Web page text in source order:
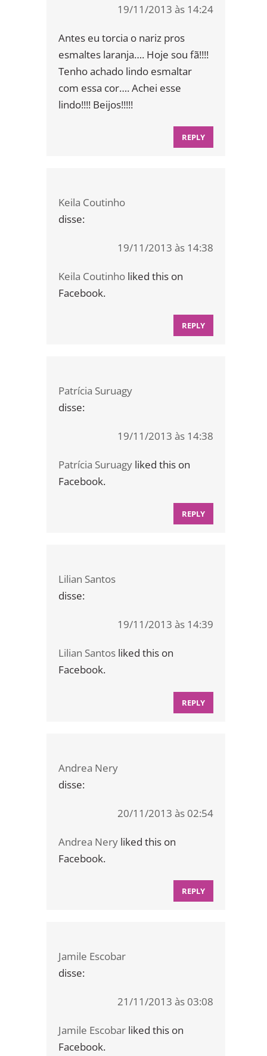
19/11/2013 às 14:24
Antes eu torcia o nariz pros
esmaltes laranja…. Hoje sou fã!!!!
Tenho achado lindo esmaltar
com essa cor…. Achei esse
lindo!!!! Beijos!!!!!
REPLY
Keila Coutinho
disse:
19/11/2013 às 14:38
Keila Coutinho liked this on
Facebook.
REPLY
Patrícia Suruagy
disse:
19/11/2013 às 14:38
Patrícia Suruagy liked this on
Facebook.
REPLY
Lilian Santos
disse:
19/11/2013 às 14:39
Lilian Santos liked this on
Facebook.
REPLY
Andrea Nery
disse:
20/11/2013 às 02:54
Andrea Nery liked this on
Facebook.
REPLY
Jamile Escobar
disse:
21/11/2013 às 03:08
Jamile Escobar liked this on
Facebook.